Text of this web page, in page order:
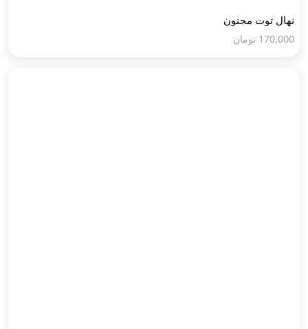
نهال توت مجنون
170,000 تومان